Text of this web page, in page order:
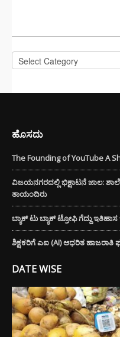
Categories
ಹೊಸದು
The Founding of YouTube A
ವಿಜಯನಗರದಲ್ಲಿ ಭಿಕ್ಷಾಟನೆ ಜಾಲ: ಶಾಲೆ
ತಾಯಂದಿರು
ಬ್ಯಾಕ್ ಟು ಬ್ಯಾಕ್ ಟ್ರೋಫಿ ಗೆದ್ದು
ಶಿಕ್ಷಕರಿಗೆ ಎಐ (AI) ಆಧರಿತ ಹಾಜರಾತಿ
DATE WISE